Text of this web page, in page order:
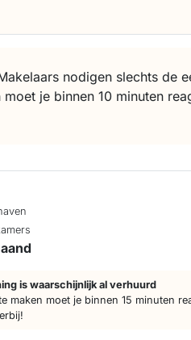
nodigen slechts de
je binnen 10 minuten
is waarschijnlijk al verhuurd
maken moet je binnen 15 minuten